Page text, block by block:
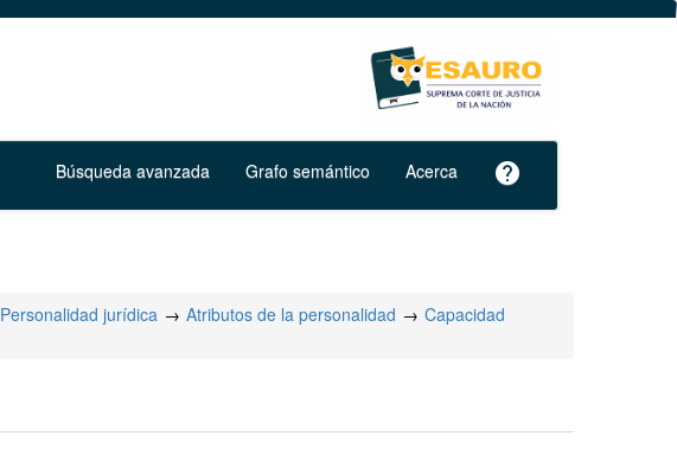
Búsqueda avanzada Grafo semántico Acerca help
Personalidad jurídica Atributos de la personalidad
Capacidad